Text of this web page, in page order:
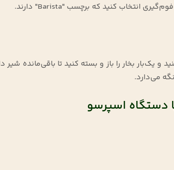
انتخاب کنید که برچسب "Barista" دارند.
و یک‌بار بخار را باز و بسته کنید تا باقی‌مانده شیر
می‌دارد.
دستگاه اسپرسو